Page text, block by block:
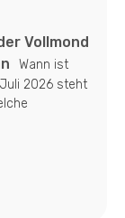
Vollmond
Wann ist
2026 steht